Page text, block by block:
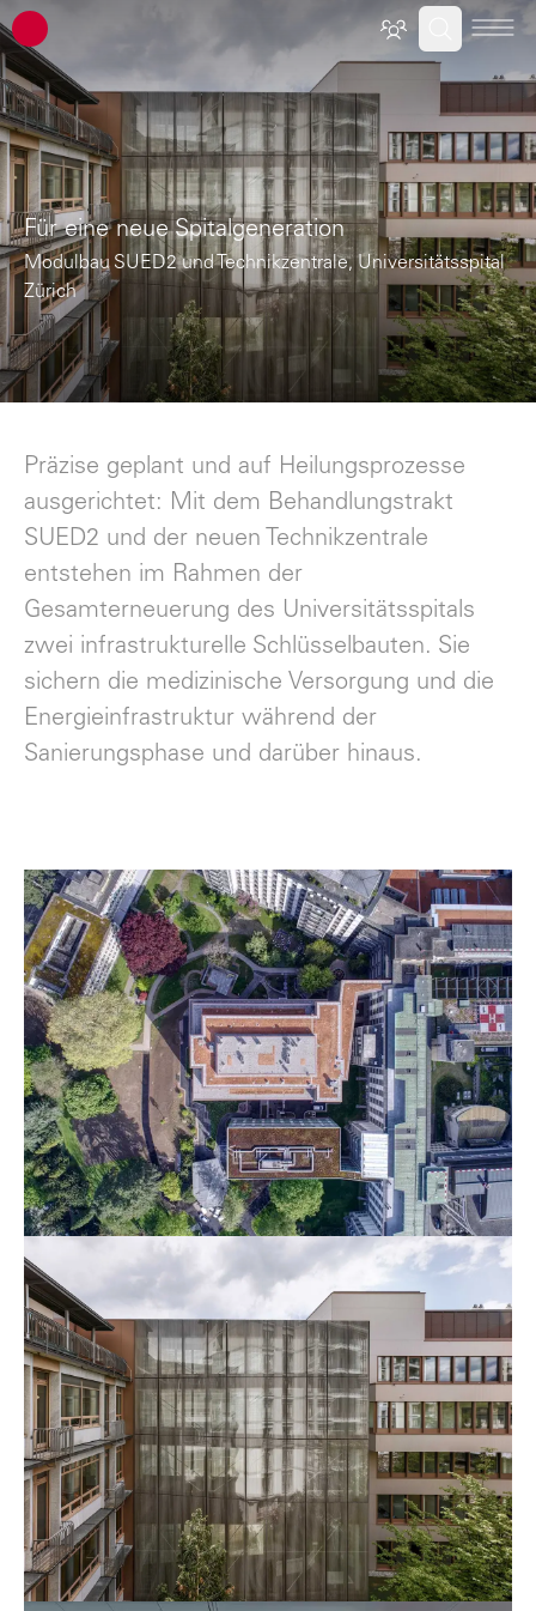
ATP Architekten Ingenieure
Für eine neue Spitalgeneration
Modulbau SUED2 und Technikzentrale, Universitätsspital
Zürich
Präzise geplant und auf Heilungsprozesse
ausgerichtet: Mit dem Behandlungstrakt
SUED2 und der neuen Technikzentrale
entstehen im Rahmen der
Gesamterneuerung des Universitätsspitals
zwei infrastrukturelle Schlüsselbauten. Sie
sichern die medizinische Versorgung und die
Energieinfrastruktur während der
Sanierungsphase und darüber hinaus.